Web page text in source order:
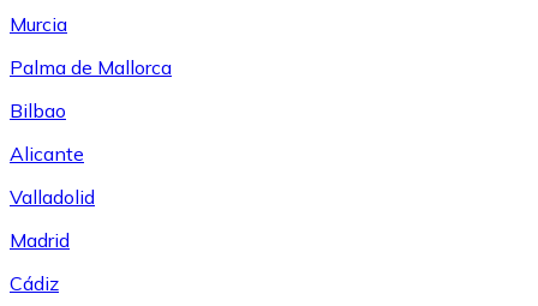
Murcia
Palma de Mallorca
Bilbao
Alicante
Valladolid
Madrid
Cádiz